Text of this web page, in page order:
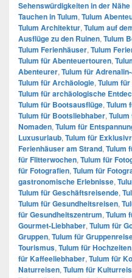
Sehenswürdigkeiten in der Nähe
Tauchen in Tulum, Tulum
Tulum Architektur, Tulum auf
Ausflüge zu den Ruinen, Tulum
Tulum Ferienhäuser, Tulum
Tulum für Abenteuertouren,
Abenteurer, Tulum für
Tulum für Archäologie, Tulum
Tulum für archäologische
Tulum für Bootsausflüge, Tulum
Tulum für Bootsliebhaber,
Nomaden, Tulum für
Luxusurlaub, Tulum für
Ferienhäuser am Strand, Tulum
für Flitterwochen, Tulum für
für Fotografien, Tulum für
gastronomische Erlebnisse,
Tulum für Geschäftsreisende,
Tulum für Gesundheitsreisen,
für Gesundheitszentrum, Tulum
Gourmet-Liebhaber, Tulum für
Gruppen, Tulum für
Tourismus, Tulum für Hochzeiten
für Kaffeeliebhaber, Tulum für
Naturreisen, Tulum für